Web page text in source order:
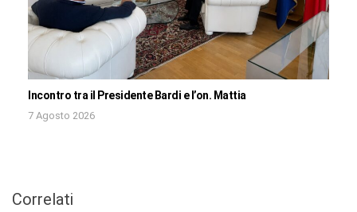
Incontro tra il Presidente Bardi e l’on. Mattia
7 Agosto 2026
Correlati